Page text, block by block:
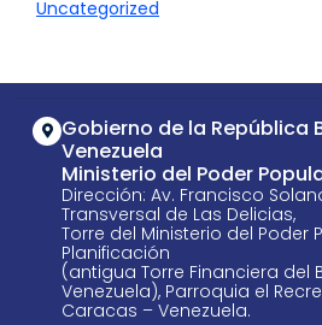
Uncategorized
Gobierno de la República
Venezuela
Ministerio del Poder
Dirección: Av. Francisco
Transversal de Las Delicias,
Torre del Ministerio del Poder
Planificación
(antigua Torre Financiera del
Venezuela), Parroquia el
Caracas – Venezuela.